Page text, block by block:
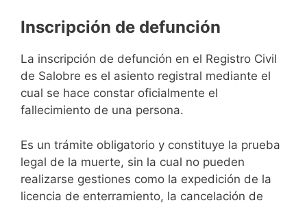
Inscripción de defunción
La inscripción de defunción en el Registro Civil
de Salobre es el asiento registral mediante el
cual se hace constar oficialmente el
fallecimiento de una persona.
Es un trámite obligatorio y constituye la prueba
legal de la muerte, sin la cual no pueden
realizarse gestiones como la expedición de la
licencia de enterramiento, la cancelación de